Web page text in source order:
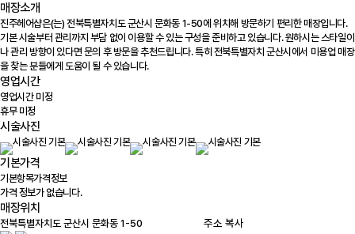
매장소개
진주헤어샵은(는) 전북특별자치도 군산시 문화동 1-50에 위치해 방문하기 편리한 매장입니다.
기본 시술부터 관리까지 부담 없이 이용할 수 있는 구성을 준비하고 있습니다. 원하시는 스타일이
나 관리 방향이 있다면 문의 후 방문을 추천드립니다. 특히 전북특별자치 군산시에서 미용업 매장
을 찾는 분들에게 도움이 될 수 있습니다.
영업시간
영업시간 미정
휴무 미정
시술사진
기본가격
기본항목가격정보
가격 정보가 없습니다.
매장위치
주소 복사